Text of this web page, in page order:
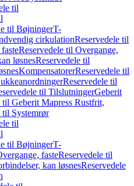
til
til BøjningerT-
cirkulationReservedele til
Reservedele til Overgange,
løsnesReservedele til
KompensatorerReservedele til
Reservedele til
til TilslutningerGeberit
til Geberit Mapress Rustfrit,
til Systemrør
til
til BøjningerT-
fasteReservedele til
kan løsnesReservedele